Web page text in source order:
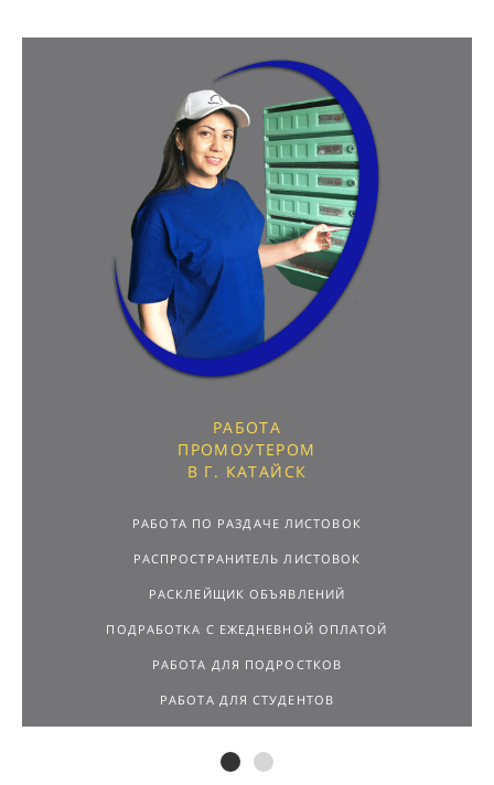
РАБОТА
ПРОМОУТЕРОМ
В Г. КАТАЙСК
РАБОТА ПО РАЗДАЧЕ ЛИСТОВОК
РАСПРОСТРАНИТЕЛЬ ЛИСТОВОК
РАСКЛЕЙЩИК ОБЪЯВЛЕНИЙ
ПОДРАБОТКА С ЕЖЕДНЕВНОЙ ОПЛАТОЙ
РАБОТА ДЛЯ ПОДРОСТКОВ
РАБОТА ДЛЯ СТУДЕНТОВ